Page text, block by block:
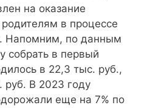
на оказание
в процессе
Напомним, по данным
собрать в первый
в 22,3 тыс. руб.,
руб. В 2023 году
еще на 7% по